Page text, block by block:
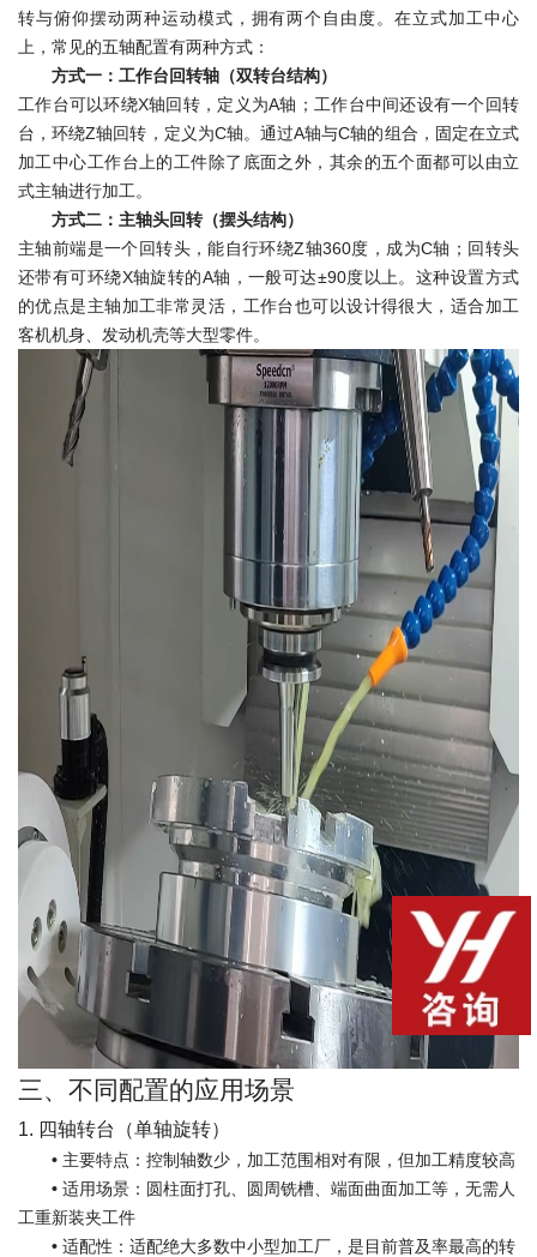
转与俯仰摆动两种运动模式，拥有两个自由度。在立式加工中心
上，常见的五轴配置有两种方式：
方式一：工作台回转轴（双转台结构）
工作台可以环绕X轴回转，定义为A轴；工作台中间还设有一个回转
台，环绕Z轴回转，定义为C轴。通过A轴与C轴的组合，固定在立式
加工中心工作台上的工件除了底面之外，其余的五个面都可以由立
式主轴进行加工。
方式二：主轴头回转（摆头结构）
主轴前端是一个回转头，能自行环绕Z轴360度，成为C轴；回转头
还带有可环绕X轴旋转的A轴，一般可达±90度以上。这种设置方式
的优点是主轴加工非常灵活，工作台也可以设计得很大，适合加工
客机机身、发动机壳等大型零件。
三、不同配置的应用场景
1. 四轴转台（单轴旋转）
• 主要特点：控制轴数少，加工范围相对有限，但加工精度较高
• 适用场景：圆柱面打孔、圆周铣槽、端面曲面加工等，无需人
工重新装夹工件
• 适配性：适配绝大多数中小型加工厂，是目前普及率最高的转